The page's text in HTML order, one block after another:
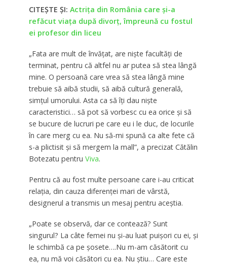
CITEȘTE ȘI: Actrița din România care și-a
refăcut viața după divorț, împreună cu fostul
ei profesor din liceu
„Fata are mult de învățat, are niște facultăți de
terminat, pentru că altfel nu ar putea să stea lângă
mine. O persoană care vrea să stea lângă mine
trebuie să aibă studii, să aibă cultură generală,
simțul umorului. Asta ca să îți dau niște
caracteristici… să pot să vorbesc cu ea orice și să
se bucure de lucruri pe care eu i le duc, de locurile
în care merg cu ea. Nu să-mi spună ca alte fete că
s-a plictisit și să mergem la mall”, a precizat Cătălin
Botezatu pentru Viva.
Pentru că au fost multe persoane care i-au criticat
relația, din cauza diferenței mari de vârstă,
designerul a transmis un mesaj pentru aceștia.
„Poate se observă, dar ce contează? Sunt
singurul? La câte femei nu și-au luat puișori cu ei, și
le schimbă ca pe șosete….Nu m-am căsătorit cu
ea, nu mă voi căsători cu ea. Nu știu… Care este